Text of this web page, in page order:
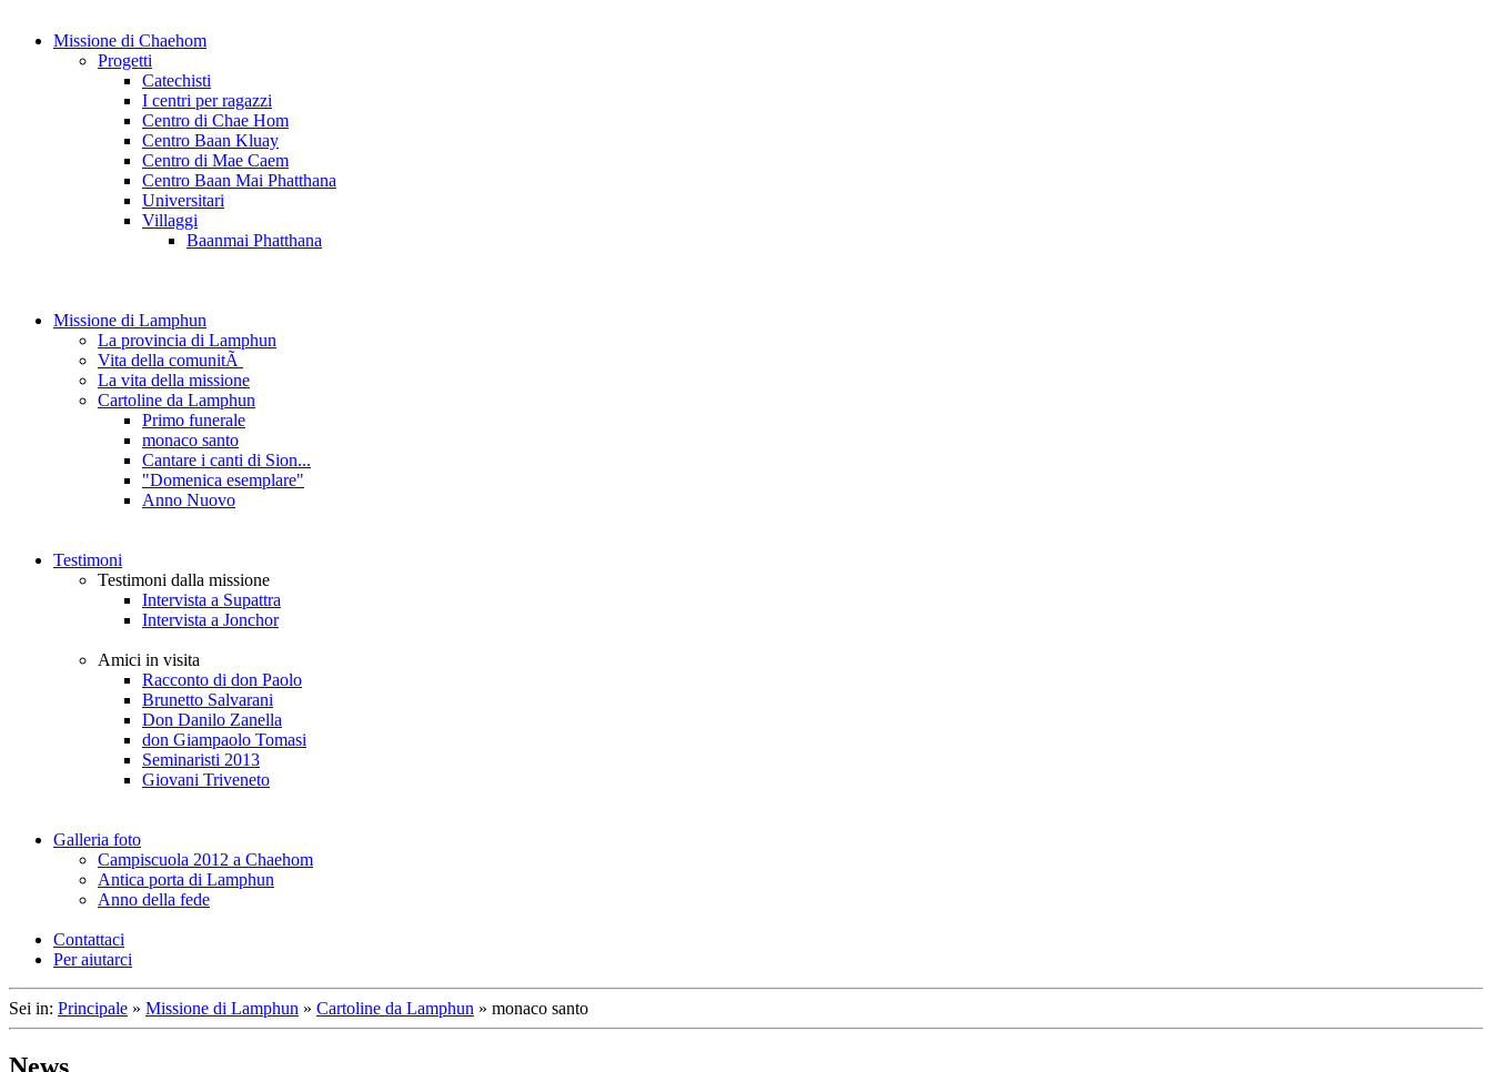
Missione di Chaehom
Progetti
Catechisti
I centri per ragazzi
Centro di Chae Hom
Centro Baan Kluay
Centro di Mae Caem
Centro Baan Mai Phatthana
Universitari
Villaggi
Baanmai Phatthana
Missione di Lamphun
La provincia di Lamphun
Vita della comunitÃ
La vita della missione
Cartoline da Lamphun
Primo funerale
monaco santo
Cantare i canti di Sion...
"Domenica esemplare"
Anno Nuovo
Testimoni
Testimoni dalla missione
Intervista a Supattra
Intervista a Jonchor
Amici in visita
Racconto di don Paolo
Brunetto Salvarani
Don Danilo Zanella
don Giampaolo Tomasi
Seminaristi 2013
Giovani Triveneto
Galleria foto
Campiscuola 2012 a Chaehom
Antica porta di Lamphun
Anno della fede
Contattaci
Per aiutarci
Sei in: Principale » Missione di Lamphun » Cartoline da Lamphun » monaco santo
News